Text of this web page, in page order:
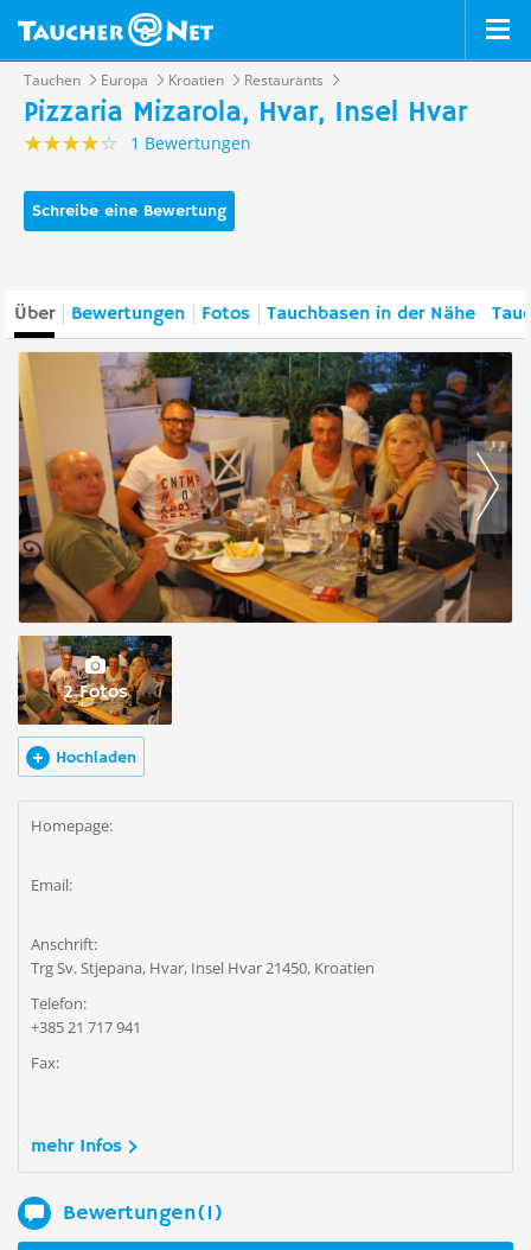
Tauchen Europa Kroatien Restaurants
Pizzaria Mizarola, Hvar, Insel Hvar
1 Bewertungen
Schreibe eine Bewertung
Über Bewertungen Fotos Tauchbasen in der Nähe
2 Fotos
Hochladen
Homepage:
Email:
Anschrift:
Trg Sv. Stjepana, Hvar, Insel Hvar 21450, Kroatien
Telefon:
+385 21 717 941
Fax:
mehr Infos
Bewertungen(1)